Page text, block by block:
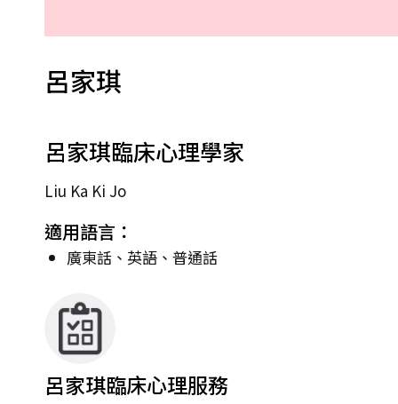
呂家琪
呂家琪臨床心理學家
Liu Ka Ki Jo
適用語言：
廣東話、英語、普通話
呂家琪臨床心理服務